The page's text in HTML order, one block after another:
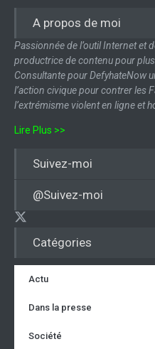
Catégories
Actu
Dans la presse
Société
A propos de moi
Passionnée de l’outil Internet et
productrice de contenu pour
Consultante pour DefyhateNow
l’action civique pour contrer les
l’extrémisme violent en ligne et
Lire Plus >>
Suivez-moi
@Suivez-moi